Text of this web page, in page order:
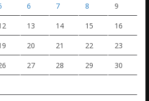
6 7 8 9
13 14 15 16
20 21 22 23
27 28 29 30